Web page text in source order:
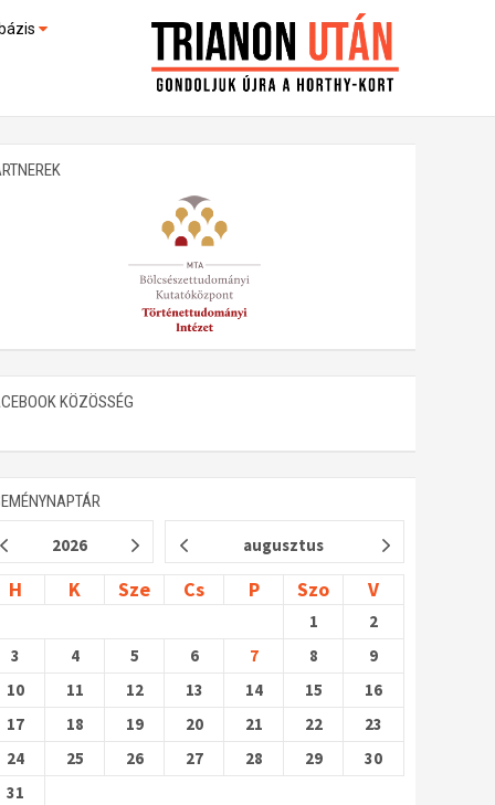
(feltöltés alatt)
KÖZÖSSÉG
2026 augusztus
H K Sze Cs P Szo V
1
2
3
4 5 6 7 8
9
10
11 12 13 14 15
16
17
18 19 20 21 22
23
24
25 26 27 28 29
30
31